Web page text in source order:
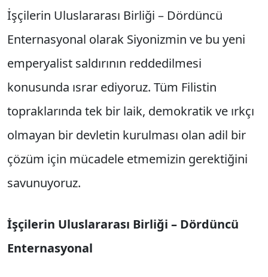
İşçilerin Uluslararası Birliği – Dördüncü
Enternasyonal olarak Siyonizmin ve bu yeni
emperyalist saldırının reddedilmesi
konusunda ısrar ediyoruz. Tüm Filistin
topraklarında tek bir laik, demokratik ve ırkçı
olmayan bir devletin kurulması olan adil bir
çözüm için mücadele etmemizin gerektiğini
savunuyoruz.
İşçilerin Uluslararası Birliği – Dördüncü
Enternasyonal